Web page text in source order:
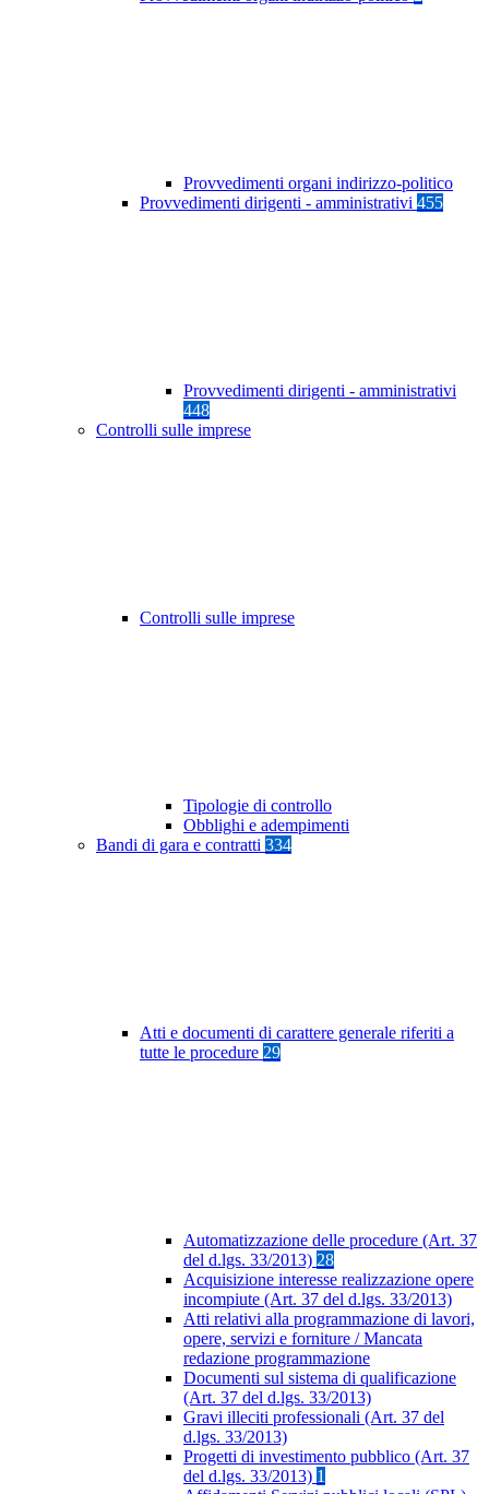
Provvedimenti organi indirizzo-politico
Provvedimenti dirigenti - amministrativi 455
Provvedimenti dirigenti - amministrativi
448
Controlli sulle imprese
Controlli sulle imprese
Tipologie di controllo
Obblighi e adempimenti
Bandi di gara e contratti 334
Atti e documenti di carattere generale riferiti a
tutte le procedure 29
Automatizzazione delle procedure (Art. 37
del d.lgs. 33/2013) 28
Acquisizione interesse realizzazione opere
incompiute (Art. 37 del d.lgs. 33/2013)
Atti relativi alla programmazione di lavori,
opere, servizi e forniture / Mancata
redazione programmazione
Documenti sul sistema di qualificazione
(Art. 37 del d.lgs. 33/2013)
Gravi illeciti professionali (Art. 37 del
d.lgs. 33/2013)
Progetti di investimento pubblico (Art. 37
del d.lgs. 33/2013) 1